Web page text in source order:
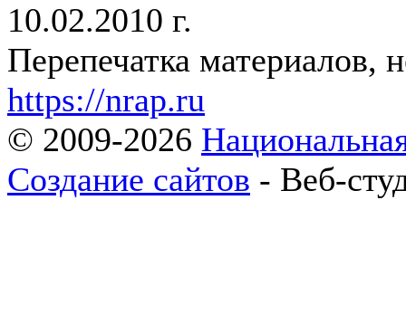
10.02.2010 г.
Перепечатка материалов,
https://nrap.ru
© 2009-2026
Создание сайтов - Веб-